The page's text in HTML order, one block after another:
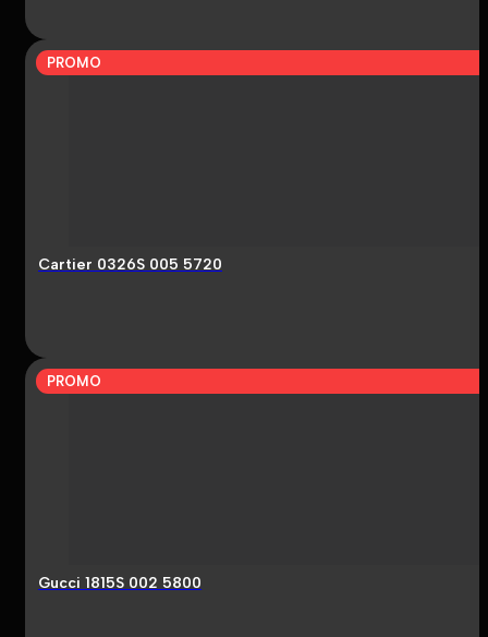
PROMO
Cartier 0326S 005 5720
PROMO
Gucci 1815S 002 5800